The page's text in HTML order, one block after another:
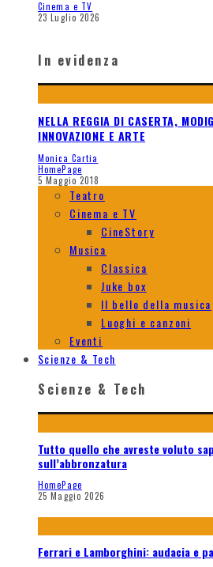
Cinema e TV
23 Luglio 2026
In evidenza
NELLA REGGIA DI CASERTA,
INNOVAZIONE E ARTE
Monica Cartia
HomePage
5 Maggio 2018
Teatro
Cinema e TV
CineStory
Musica
Classica
Juke box
Il bello della musica
Luoghi e canzoni
Eventi
Scienze & Tech
Scienze & Tech
Tutto quello che avreste voluto
sull’abbronzatura
HomePage
25 Maggio 2026
Ferrari e Lamborghini: audacia e